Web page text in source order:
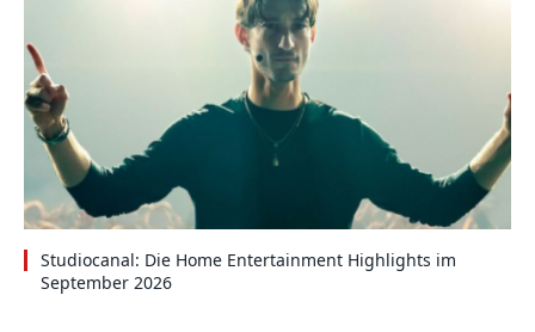
Studiocanal: Die Home Entertainment Highlights im
September 2026